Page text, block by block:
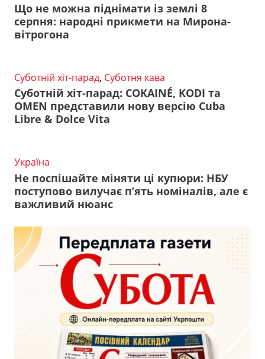
Що не можна піднімати із землі 8
серпня: народні прикмети на Мирона-
вітрогона
Суботній хіт-парад, Суботня кава
Суботній хіт-парад: COKAINÉ, KODI та
OMEN представили нову версію Cuba
Libre & Dolce Vita
Україна
Не поспішайте міняти ці купюри: НБУ
поступово вилучає п’ять номіналів, але є
важливий нюанс